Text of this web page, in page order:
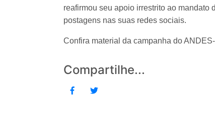
reafirmou seu apoio irrestrito ao mandato
postagens nas suas redes sociais.
Confira material da campanha do
Compartilhe...